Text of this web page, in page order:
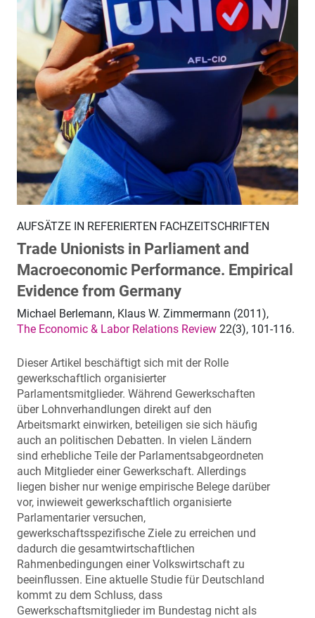
AUFSÄTZE IN REFERIERTEN FACHZEITSCHRIFTEN
Trade Unionists in Parliament and
Macroeconomic Performance. Empirical
Evidence from Germany
Michael Berlemann, Klaus W. Zimmermann (2011),
The Economic & Labor Relations Review 22(3), 101-116.
Dieser Artikel beschäftigt sich mit der Rolle
gewerkschaftlich organisierter
Parlamentsmitglieder. Während Gewerkschaften
über Lohnverhandlungen direkt auf den
Arbeitsmarkt einwirken, beteiligen sie sich häufig
auch an politischen Debatten. In vielen Ländern
sind erhebliche Teile der Parlamentsabgeordneten
auch Mitglieder einer Gewerkschaft. Allerdings
liegen bisher nur wenige empirische Belege darüber
vor, inwieweit gewerkschaftlich organisierte
Parlamentarier versuchen,
gewerkschaftsspezifische Ziele zu erreichen und
dadurch die gesamtwirtschaftlichen
Rahmenbedingungen einer Volkswirtschaft zu
beeinflussen. Eine aktuelle Studie für Deutschland
kommt zu dem Schluss, dass
Gewerkschaftsmitglieder im Bundestag nicht als